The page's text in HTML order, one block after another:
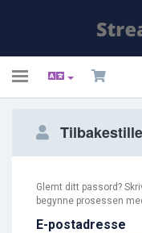
Toggle
Butikk
Driftsmeldinger
Kunnskapsbase
Glemt ditt passord?
begynne prosessen
E-postadresse